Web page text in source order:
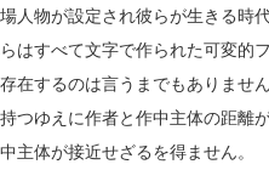
人物が設定され彼らが生きる時
はすべて文字で作られた可変的
在するのは言うまでもありま
つゆえに作者と作中主体の距離
主体が接近せざるを得ません。